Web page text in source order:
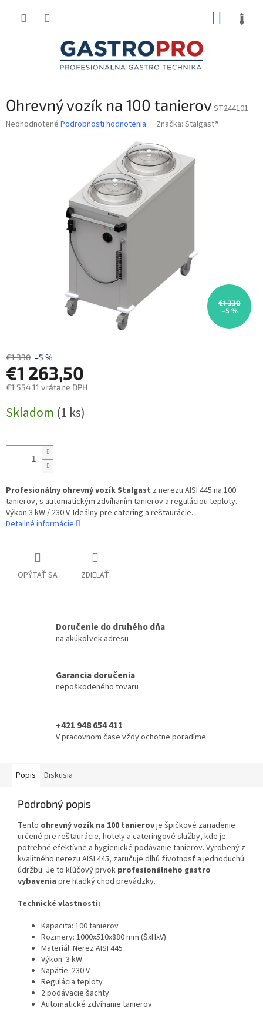
Ohrevný vozík na 100 tanierov ST244101
Priemerné
Neohodnotené Podrobnosti hodnotenia Značka: Stalgast®
€1 330
–5 %
€1 330 –5 %
€1 263,50
€1 554,11 vrátane DPH
cena:
Skladom (1 ks)
Profesionálny ohrevný vozík Stalgast z nerezu AISI 445 na 100
tanierov, s automatickým zdvíhaním tanierov a reguláciou teploty.
Výkon 3 kW / 230 V. Ideálny pre catering a reštaurácie.
Detailné informácie
OPÝTAŤ SA ZDIEĽAŤ
Doručenie do druhého dňa
na akúkoľvek adresu
Garancia doručenia
nepoškodeného tovaru
+421 948 654 411
V pracovnom čase vždy ochotne poradíme
Popis Diskusia
Podrobný popis
Tento ohrevný vozík na 100 tanierovje špičkové zariadenie
určené pre reštaurácie, hotely a cateringové služby, kde je
potrebné efektívne a hygienické podávanie tanierov. Vyrobený z
kvalitného nerezu AISI 445, zaručuje dlhú životnosť a jednoduchú
údržbu. Je to kľúčový prvok profesionálneho gastro
vybavenia pre hladký chod prevádzky.
Technické vlastnosti:
Kapacita: 100 tanierov
Rozmery: 1000x510x880 mm (ŠxHxV)
Materiál: Nerez AISI 445
Výkon: 3 kW
Napätie: 230 V
Regulácia teploty
2 podávacie šachty
Automatické zdvíhanie tanierov